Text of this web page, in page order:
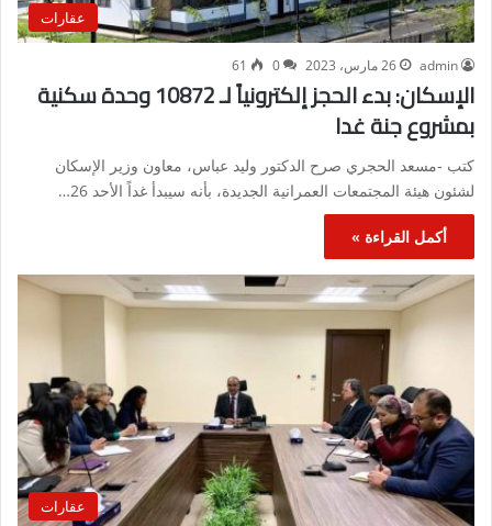
عقارات
admin 26 مارس، 2023 0
61
الإسكان: بدء الحجز إلكترونياً لـ 10872 وحدة سكنية
بمشروع جنة غدا
كتب -مسعد الحجري صرح الدكتور وليد عباس، معاون وزير الإسكان
لشئون هيئة المجتمعات العمرانية الجديدة، بأنه سيبدأ غداً الأحد 26…
أكمل القراءة »
عقارات